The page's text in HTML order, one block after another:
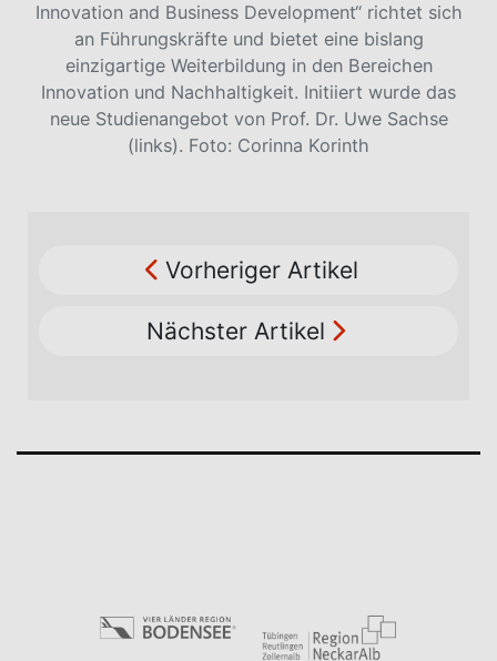
Innovation and Business Development“ richtet sich
an Führungskräfte und bietet eine bislang
einzigartige Weiterbildung in den Bereichen
Innovation und Nachhaltigkeit. Initiiert wurde das
neue Studienangebot von Prof. Dr. Uwe Sachse
(links). Foto: Corinna Korinth
Vorheriger Artikel
Nächster Artikel